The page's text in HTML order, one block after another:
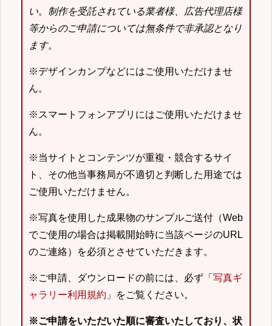
い。 制作を受託されている業者様、広告代理店様
等からのご申請については無条件で非承認となり
ます。
※デザインカンプなどにはご使用いただけませ
ん。
※スマートフォンアプリにはご使用いただけませ
ん。
※当サイトとコンテンツが重複・競合するサイ
ト、その他当事務局が不適切と判断した用途では
ご使用いただけません。
※写真を使用した成果物のサンプルご送付（Web
でご使用の場合は掲載開始時に当該ページのURL
のご連絡）を必須とさせていただきます。
※ご申請、ダウンロードの前には、必ず「 写真ギ
ャラリー利用規約 」をご覧ください。
※ご申請をいただいた順に審査いたしており、状